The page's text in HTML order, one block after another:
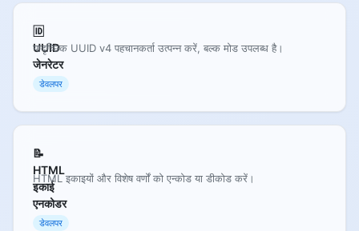
🆔
UUID
जेनरेटर
यादृच्छिक UUID v4 पहचानकर्ता उत्पन्न करें, बल्क मोड उपलब्ध है।
डेवलपर
📝
HTML
इकाई
एनकोडर
HTML इकाइयों और विशेष वर्णों को एन्कोड या डीकोड करें।
डेवलपर